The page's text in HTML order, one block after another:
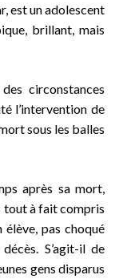
est un adolescent
brillant, mais
circonstances
l’intervention de
sous les balles
après sa mort,
tout à fait compris
pas choqué
S’agit-il de
gens disparus